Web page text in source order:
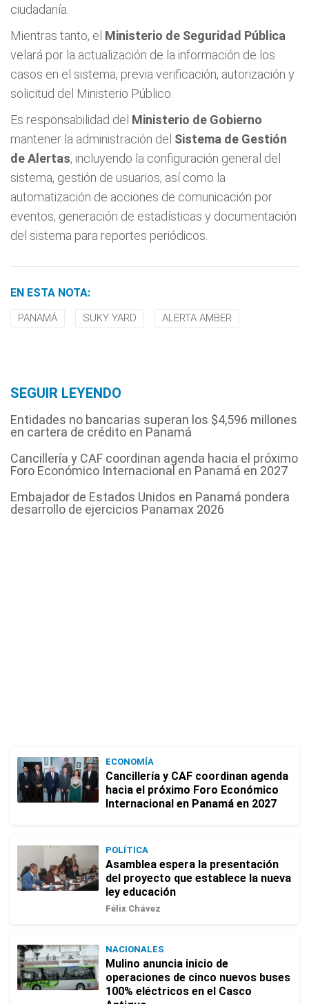
ciudadanía.
Mientras tanto, el Ministerio de Seguridad Pública
velará por la actualización de la información de los
casos en el sistema, previa verificación, autorización y
solicitud del Ministerio Público.
Es responsabilidad del Ministerio de Gobierno
mantener la administración del Sistema de Gestión
de Alertas, incluyendo la configuración general del
sistema, gestión de usuarios, así como la
automatización de acciones de comunicación por
eventos, generación de estadísticas y documentación
del sistema para reportes periódicos.
EN ESTA NOTA:
PANAMÁ SUKY YARD ALERTA AMBER
SEGUIR LEYENDO
Entidades no bancarias superan los $4,596 millones
en cartera de crédito en Panamá
Cancillería y CAF coordinan agenda hacia el próximo
Foro Económico Internacional en Panamá en 2027
Embajador de Estados Unidos en Panamá pondera
desarrollo de ejercicios Panamax 2026
ECONOMÍA
Cancillería y CAF coordinan agenda
hacia el próximo Foro Económico
Internacional en Panamá en 2027
POLÍTICA
Asamblea espera la presentación
del proyecto que establece la nueva
ley educación
Félix Chávez
NACIONALES
Mulino anuncia inicio de
operaciones de cinco nuevos buses
100% eléctricos en el Casco